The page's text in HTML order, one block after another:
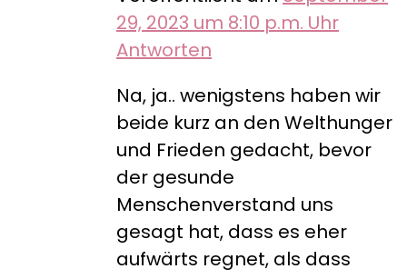
29, 2023 um 8:10 p.m. Uhr
Antworten
Na, ja.. wenigstens haben wir
beide kurz an den Welthunger
und Frieden gedacht, bevor
der gesunde
Menschenverstand uns
gesagt hat, dass es eher
aufwärts regnet, als dass